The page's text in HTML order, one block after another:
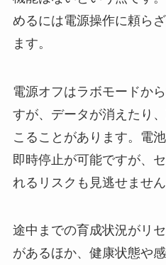
めるには電源操作に頼ら
ます。
電源オフはラボモードか
すが、データが消えたり
こることがあります。電
即時停止が可能ですが、
れるリスクも見逃せません
途中までの育成状況がリ
があるほか、健康状態や